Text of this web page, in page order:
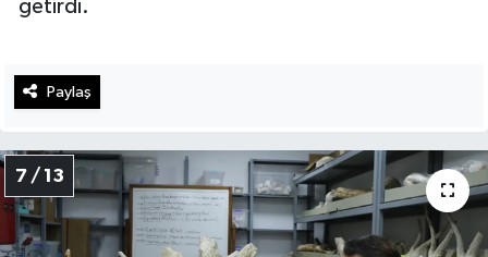
getirdi.
Paylaş
7 / 13